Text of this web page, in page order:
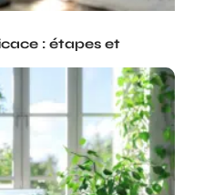
: étapes et